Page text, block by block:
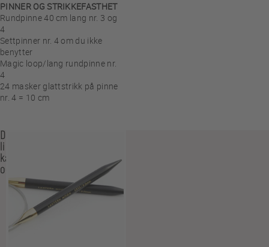
PINNER OG STRIKKEFASTHET
Rundpinne 40 cm lang nr. 3 og
4
Settpinner nr. 4 om du ikke
benytter
Magic loop/lang rundpinne nr.
4
24 masker glattstrikk på pinne
nr. 4 = 10 cm
Du
liker
kanskje
også…